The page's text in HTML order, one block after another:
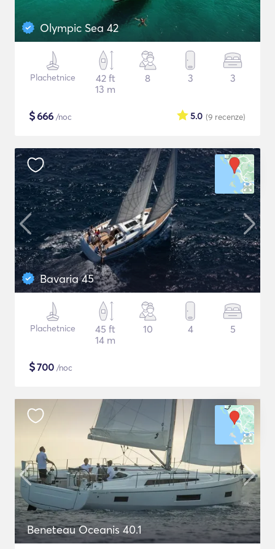
Olympic Sea 42
Plachetnice
42 ft
13 m
8 3 3
$666 /noc (9 recenze)
5.0
Bavaria 45
Plachetnice
45 ft
14 m
10 4 5
$700 /noc
Beneteau Oceanis 40.1